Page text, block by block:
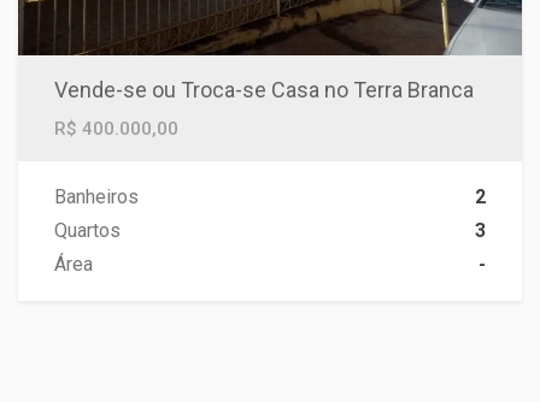
Vende-se ou Troca-se Casa no Terra Branca
R$ 400.000,00
Banheiros
2
Quartos
3
Área
-